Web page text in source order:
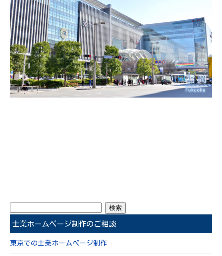
士業ホームページ制作のご相談
東京での士業ホームページ制作